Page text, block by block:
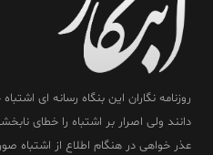
روزنامه نگاران این بنگاه رسانه ای
دانند ولی اصرار بر اشتباه را خطای
عذر خواهی در هنگام اطلاع از اشتباه